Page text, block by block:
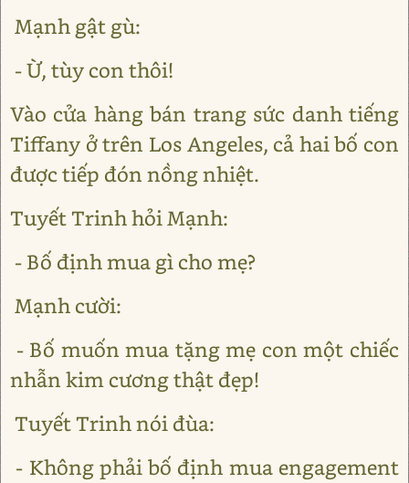
Mạnh gật gù:
- Ừ, tùy con thôi!
Vào cửa hàng bán trang sức danh tiếng
Tiffany ở trên Los Angeles, cả hai bố con
được tiếp đón nồng nhiệt.
Tuyết Trinh hỏi Mạnh:
- Bố định mua gì cho mẹ?
Mạnh cười:
- Bố muốn mua tặng mẹ con một chiếc
nhẫn kim cương thật đẹp!
Tuyết Trinh nói đùa:
- Không phải bố định mua engagement